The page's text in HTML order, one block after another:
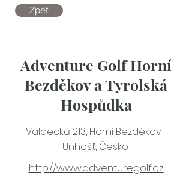
Zpět
Valdecká 213, Horní Bezděkov-
Unhošť, Česko
Adventure Golf Horní
Bezděkov a Tyrolská
Hospůdka
http://www.adventuregolf.cz